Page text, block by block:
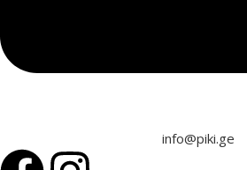
info@piki.ge